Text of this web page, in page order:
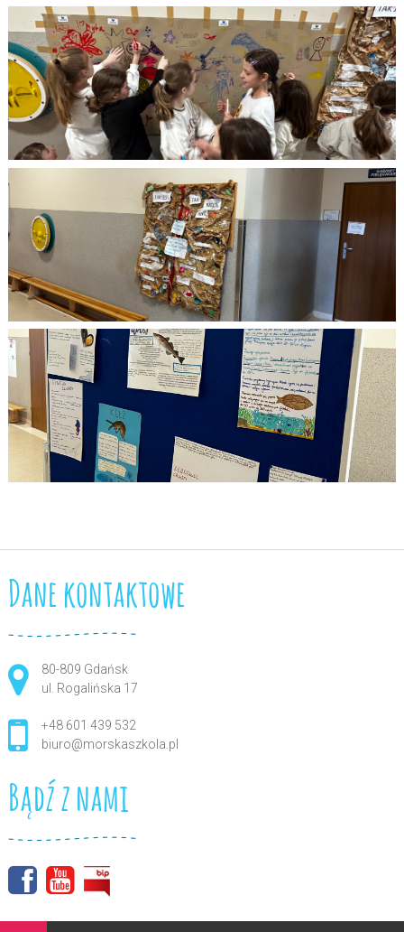
Dane kontaktowe
80-809 Gdańsk
ul. Rogalińska 17
+48 601 439 532
biuro@morskaszkola.pl
Bądź z nami